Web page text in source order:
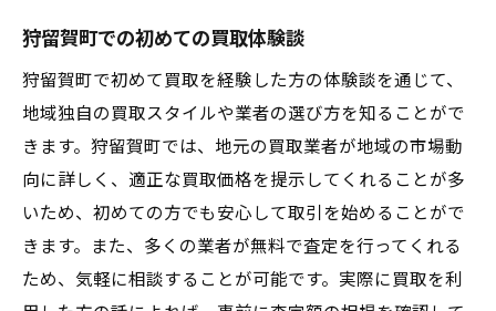
狩留賀町での初めての買取体験談
狩留賀町で初めて買取を経験した方の体験談を通じて、
地域独自の買取スタイルや業者の選び方を知ることがで
きます。狩留賀町では、地元の買取業者が地域の市場動
向に詳しく、適正な買取価格を提示してくれることが多
いため、初めての方でも安心して取引を始めることがで
きます。また、多くの業者が無料で査定を行ってくれる
ため、気軽に相談することが可能です。実際に買取を利